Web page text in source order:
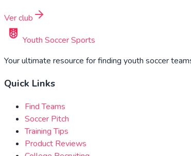
Ver club
Youth Soccer Sports
Your ultimate resource for finding youth soccer
Quick Links
Find Teams
Soccer Pitch
Training Tips
Product Reviews